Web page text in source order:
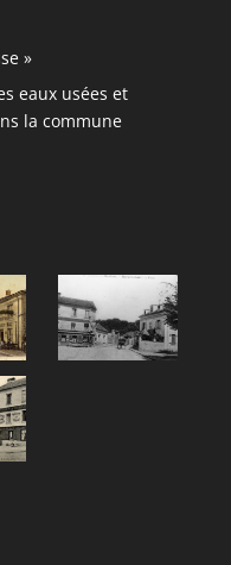
»
eaux usées et
la commune